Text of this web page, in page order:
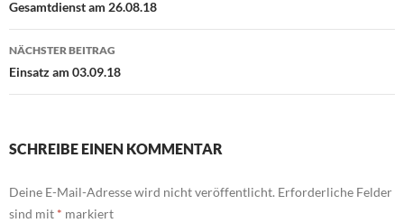
Gesamtdienst am 26.08.18
NÄCHSTER BEITRAG
Einsatz am 03.09.18
SCHREIBE EINEN KOMMENTAR
Deine E-Mail-Adresse wird nicht veröffentlicht. Erforderliche Felder
sind mit * markiert